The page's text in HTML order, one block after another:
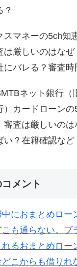
？
スマネーの5ch知
は厳しいのはな
にバレる？審査時
ネット銀行（
）カードローン
審査は厳しいの
い？在籍確認など
メント
におまとめロー
も通らない。ブ
るおまとめロー
こからも借りれ